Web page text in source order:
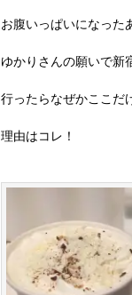
お腹いっぱいになった
ゆかりさんの願いで新
行ったらなぜかここだ
理由はコレ！